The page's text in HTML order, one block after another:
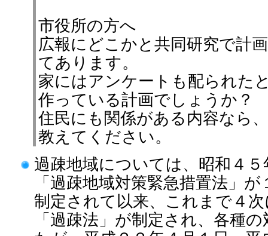
市役所の方へ
広報にどこかと共同研究で計
てあります。
家にはアンケートも配られた
作っている計画でしょうか？
住民にも関係がある内容なら
教えてください。
過疎地域については、昭和４
「過疎地域対策緊急措置法」
制定されて以来、これまで４
「過疎法」が制定され、各種